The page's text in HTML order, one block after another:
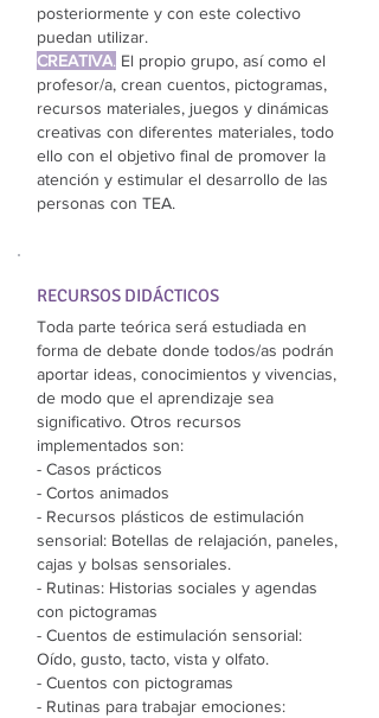
posteriormente y con este colectivo
puedan utilizar.
CREATIVA. El propio grupo, así como el
profesor/a, crean cuentos, pictogramas,
recursos materiales, juegos y dinámicas
creativas con diferentes materiales, todo
ello con el objetivo final de promover la
atención y estimular el desarrollo de las
personas con TEA.
RECURSOS DIDÁCTICOS
Toda parte teórica será estudiada en
forma de debate donde todos/as podrán
aportar ideas, conocimientos y vivencias,
de modo que el aprendizaje sea
significativo. Otros recursos
implementados son:
- Casos prácticos
- Cortos animados
- Recursos plásticos de estimulación
sensorial: Botellas de relajación, paneles,
cajas y bolsas sensoriales.
- Rutinas: Historias sociales y agendas
con pictogramas
- Cuentos de estimulación sensorial:
Oído, gusto, tacto, vista y olfato.
- Cuentos con pictogramas
- Rutinas para trabajar emociones: